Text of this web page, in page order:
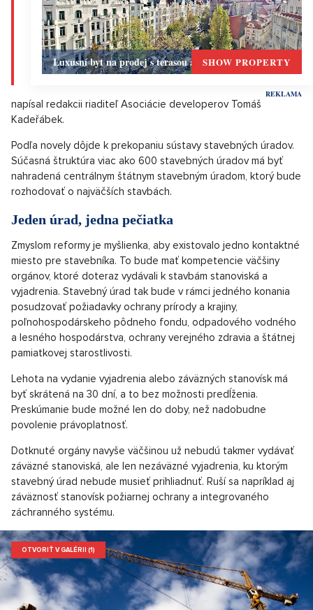
Luxusní byt na prodej s terasou a výhledem, Praha 1
SHOW PROPERTY
napísal redakcii riaditeľ Asociácie developerov Tomáš
Kadeřábek.
Podľa novely dôjde k prekopaniu sústavy stavebných úradov.
Súčasná štruktúra viac ako 600 stavebných úradov má byť
nahradená centrálnym štátnym stavebným úradom, ktorý bude
rozhodovať o najväčších stavbách.
Jeden úrad, jedna pečiatka
Zmyslom reformy je myšlienka, aby existovalo jedno kontaktné
miesto pre stavebníka. To bude mať kompetencie väčšiny
orgánov, ktoré doteraz vydávali k stavbám stanoviská a
vyjadrenia. Stavebný úrad tak bude v rámci jedného konania
posudzovať požiadavky ochrany prírody a krajiny,
poľnohospodárskeho pôdneho fondu, odpadového vodného
a lesného hospodárstva, ochrany verejného zdravia a štátnej
pamiatkovej starostlivosti.
Lehota na vydanie vyjadrenia alebo záväzných stanovísk má
byť skrátená na 30 dní, a to bez možnosti predĺženia.
Preskúmanie bude možné len do doby, než nadobudne
povolenie právoplatnosť.
Dotknuté orgány navyše väčšinou už nebudú takmer vydávať
záväzné stanoviská, ale len nezáväzné vyjadrenia, ku ktorým
stavebný úrad nebude musieť prihliadnuť. Ruší sa napríklad aj
záväznosť stanovísk požiarnej ochrany a integrovaného
záchranného systému.
OTVORIŤ V GALÉRII (1)